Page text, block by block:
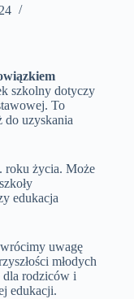
szkolny dotyczy
To
do uzyskania
roku życia. Może
edukacja
uwagę
młodych
rodziców i
edukacji.